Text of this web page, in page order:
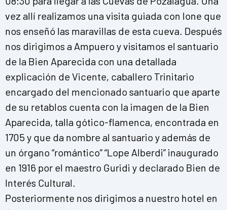
vez allí realizamos una visita guiada con Ione que
nos enseñó las maravillas de esta cueva. Después
nos dirigimos a Ampuero y visitamos el santuario
de la Bien Aparecida con una detallada
explicación de Vicente, caballero Trinitario
encargado del mencionado santuario que aparte
de su retablos cuenta con la imagen de la Bien
Aparecida, talla gótico-flamenca, encontrada en
1705 y que da nombre al santuario y además de
un órgano “romántico” “Lope Alberdi” inaugurado
en 1916 por el maestro Guridi y declarado Bien de
Interés Cultural.
Posteriormente nos dirigimos a nuestro hotel en